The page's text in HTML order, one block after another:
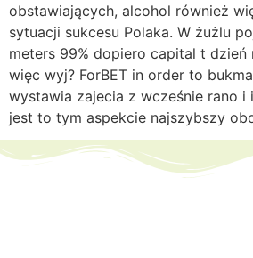
obstawiających, alcohol również
sytuacji sukcesu Polaka. W żużlu
meters 99% dopiero capital t dzień
więc wyj? ForBET in order to
wystawia zajecia z wcześnie rano i
jest to tym aspekcie najszybszy